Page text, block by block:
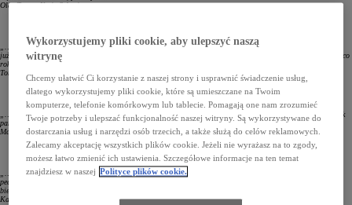
Ola, Toyota Yaris Selection
„…Nowy samochód jest po prostu nowy. Dla mnie najważniejsze jest to, że nie powinien się zepsuć. A jeśli
już coś się dzieje – to mam gwarancję. Oszczędzam również na przeglądach, ponieważ nie muszę ich robić co
roku tak jak w samochodach używanych...”
Tomek, Toyota Auris Sprint
„…Sprzedawcy w salonie potrafią cuda! dodatkowa gwarancja, opony zimowe w cenie lub rabat na czujnik
parkowania. Dobrze negocjując „dorzucą” jeszcze dywaniki….”
Marian, Toyota C-HR Hybrid
„…Być pierwszym kierowcą nowego samochodu – to bezcenne uczucie! To moje stopy przystosowują się do
pedałów i pozwalają od samego początku na ekonomiczną jazdę, to moja ręka trzyma lewarek zmiany
biegów…”
Kazimierz, Toyota RAV 4
Wykorzystujemy pliki cookie, aby ulepszyć naszą
witrynę
Chcemy ułatwić Ci korzystanie z naszej strony i usprawnić świadczenie usług,
dlatego wykorzystujemy pliki cookie, które są umieszczane na Twoim
komputerze, telefonie komórkowym lub tablecie. Pomagają one nam zrozumieć
Twoje potrzeby i ulepszać funkcjonalność naszej witryny. Są wykorzystywane do
dostarczania usług i narzędzi osób trzecich, a także służą do celów reklamowych.
Zalecamy akceptację wszystkich plików cookie. Jeżeli nie wyrażasz na to zgody,
możesz łatwo zmienić ich ustawienia. Szczegółowe informacje na ten temat
znajdziesz w naszej Polityce plików cookie.